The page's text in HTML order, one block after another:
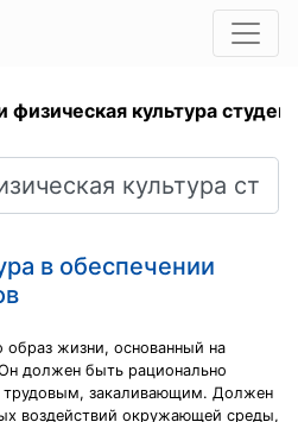
физическая культура
в обеспечении
жизни, основанный на
должен быть рационально
трудовым, закаливающим. Должен
воздействий окружающей среды,